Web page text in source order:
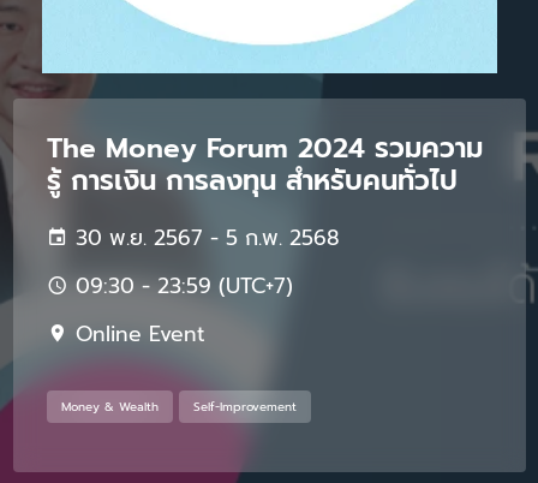
The Money Forum 2024 รวมความ
รู้ การเงิน การลงทุน สำหรับคนทั่วไป
30 พ.ย. 2567 - 5 ก.พ. 2568
09:30 - 23:59 (UTC+7)
Online Event
Money & Wealth Self-Improvement